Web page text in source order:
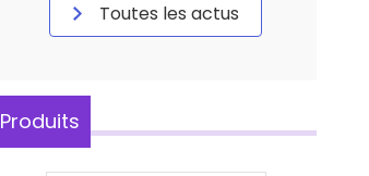
Toutes les actus
Produits